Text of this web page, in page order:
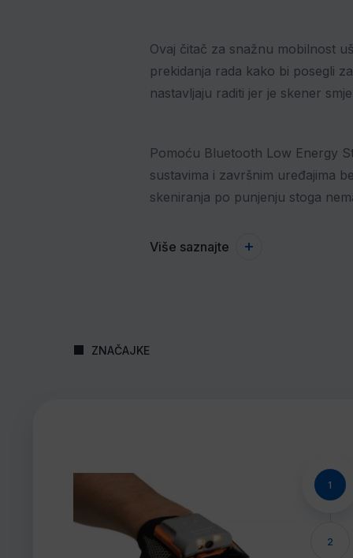
Ovaj čitač za snažnu mobilnost
prekidanja rada kako bi posegli
nastavljaju raditi jer je skener
Pomoću Bluetooth Low Energy
sustavima i završnim uređajima
skeniranja po punjenju stoga
Više saznajte
ZNAČAJKE
1
2